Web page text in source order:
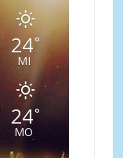
24°
MI
24°
MO